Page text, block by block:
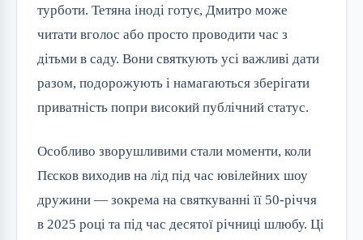
турботи. Тетяна іноді готує, Дмитро може
читати вголос або просто проводити час з
дітьми в саду. Вони святкують усі важливі дати
разом, подорожують і намагаються зберігати
приватність попри високий публічний статус.
Особливо зворушливими стали моменти, коли
Пєсков виходив на лід під час ювілейних шоу
дружини — зокрема на святкуванні її 50-річчя
в 2025 році та під час десятої річниці шлюбу. Ці